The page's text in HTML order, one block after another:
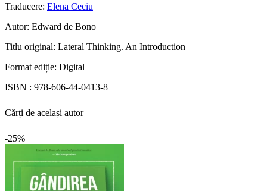
Traducere: Elena Ceciu
Autor: Edward de Bono
Titlu original: Lateral Thinking. An Introduction
Format ediție: Digital
ISBN : 978-606-44-0413-8
Cărți de același autor
-25%